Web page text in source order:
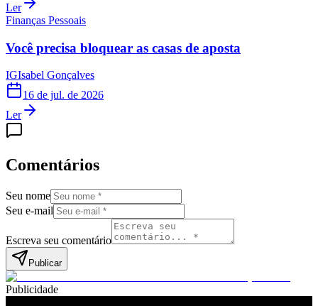
Ler
Finanças Pessoais
Você precisa bloquear as casas de aposta
IGIsabel Gonçalves
16 de jul. de 2026
Ler
Comentários
Seu nome
Seu e-mail
Escreva seu comentário
Publicar
Publicidade